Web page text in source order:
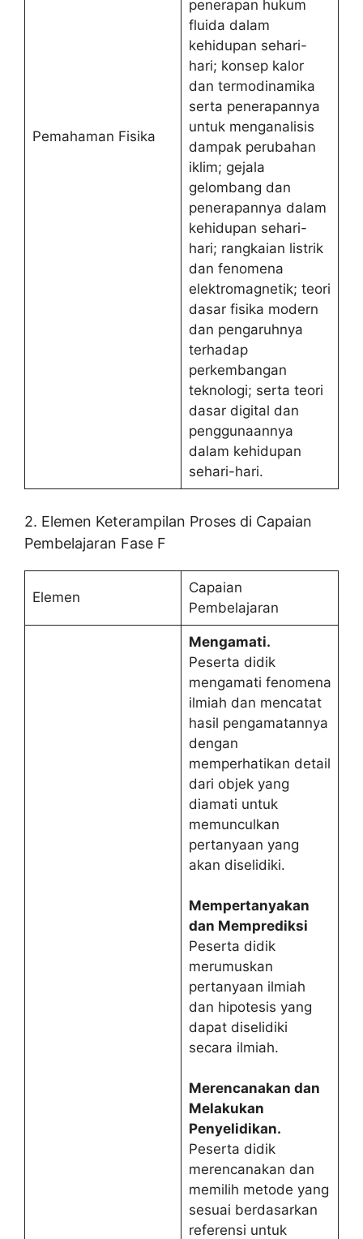
Pemahaman Fisika
penerapan hukum
fluida dalam
kehidupan sehari-
hari; konsep kalor
dan termodinamika
serta penerapannya
untuk menganalisis
dampak perubahan
iklim; gejala
gelombang dan
penerapannya dalam
kehidupan sehari-
hari; rangkaian listrik
dan fenomena
elektromagnetik; teori
dasar fisika modern
dan pengaruhnya
terhadap
perkembangan
teknologi; serta teori
dasar digital dan
penggunaannya
dalam kehidupan
sehari-hari.
2. Elemen Keterampilan Proses di Capaian
Pembelajaran Fase F
Elemen
Capaian
Pembelajaran
Mengamati.
Peserta didik
mengamati fenomena
ilmiah dan mencatat
hasil pengamatannya
dengan
memperhatikan detail
dari objek yang
diamati untuk
memunculkan
pertanyaan yang
akan diselidiki.
Mempertanyakan
dan Memprediksi
Peserta didik
merumuskan
pertanyaan ilmiah
dan hipotesis yang
dapat diselidiki
secara ilmiah.
Merencanakan dan
Melakukan
Penyelidikan.
Peserta didik
merencanakan dan
memilih metode yang
sesuai berdasarkan
referensi untuk